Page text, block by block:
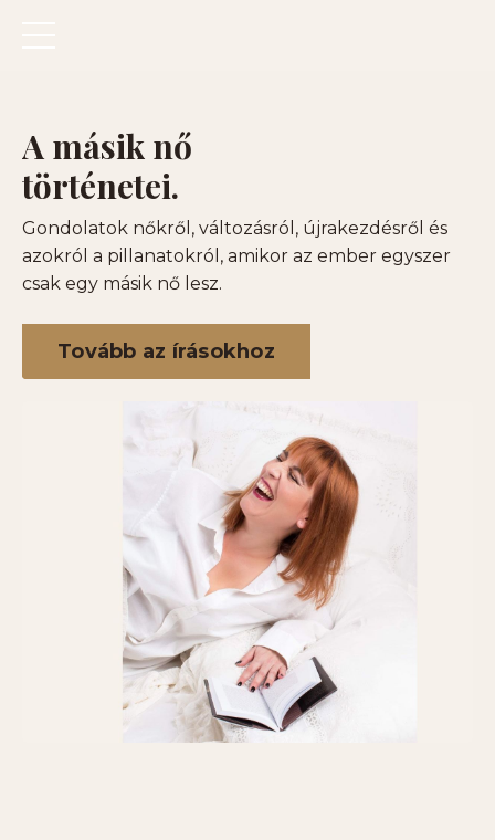
A másik nő
történetei.
Gondolatok nőkről, változásról, újrakezdésről és
azokról a pillanatokról, amikor az ember egyszer
csak egy másik nő lesz.
Tovább az írásokhoz